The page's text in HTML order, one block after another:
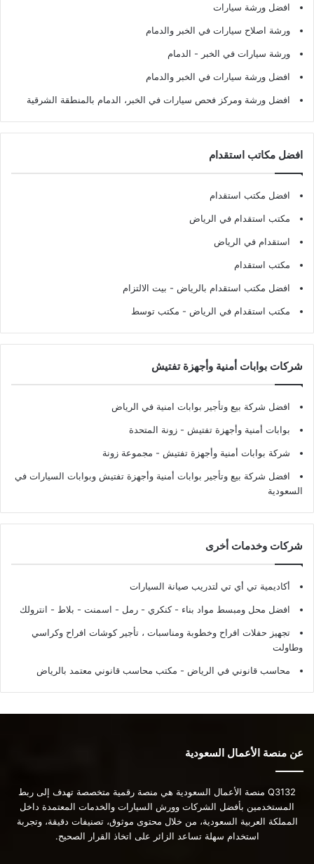
افضل ورشة سيارات
ورشة اصلاح سيارات في الخبر والدمام
ورشة سيارات في الخبر - الدمام
افضل ورشة سيارات في الخبر والدمام
افضل ورشة ومركز فحص سيارات في الخبر، الدمام بالمنطقة الشرقية
افضل مكاتب استقدام
افضل مكتب استقدام
مكتب استقدام في الرياض
استقدام في الرياض
مكتب استقدام
افضل مكتب استقدام بالرياض - بيت الالتزام
مكتب استقدام في الرياض - مكتب توسط
شركات بوابات أمنية وأجهزة تفتيش
افضل شركة بيع وتأجير بوابات امنية في الرياض
بوابات أمنية وأجهزة تفتيش - زونة المتحدة
شركة بوابات أمنية وأجهزة تفتيش - مجموعة زونة
افضل شركة بيع وتأجير بوابات أمنية وأجهزة تفتيش وبوابات السيارات في
السعودية
شركات وخدمات أخرى
أكاديمية تي أي تي لتدريب صيانة السيارات
افضل محل ومبسط مواد بناء - كنكري - رمل - اسمنت - بلاط - انترولك
تجهيز حفلات افراح وخطوبة ومناسبات ، تأجير كوشات افراح وكراسي
وطاولت
محاسب قانوني في الرياض - مكتب محاسب قانوني معتمد بالرياض
عن منصة الأعمال السعودية
Q3132 منصة الأعمال السعودية هي منصة رقمية متخصصة تهدف إلى ربط
المستخدمين بأفضل الشركات وورش السيارات والخدمات المعتمدة داخل
المملكة العربية السعودية، من خلال محتوى موثوق، تصنيفات دقيقة، وتجربة
استخدام سهلة تساعد الزائر على اتخاذ القرار الصحيح.